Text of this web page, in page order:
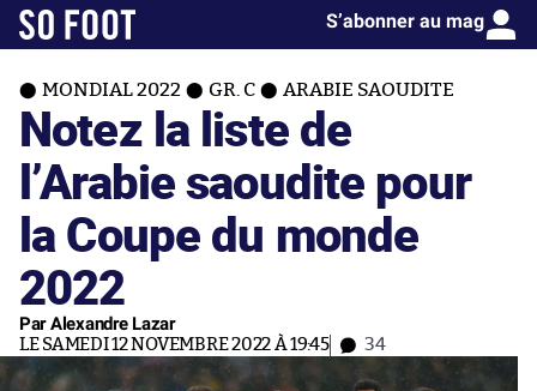
S’abonner au mag
MONDIAL 2022 GR. C ARABIE SAOUDITE
Notez la liste de
l’Arabie saoudite pour
la Coupe du monde
2022
Par Alexandre Lazar
LE SAMEDI 12 NOVEMBRE 2022 À 19:45 34